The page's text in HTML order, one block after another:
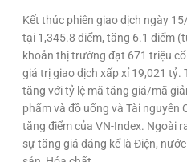
Kết thúc phiên giao dịch ngày
tại 1,345.8 điểm, tăng 6.1 điểm
khoản thị trường đạt 671 triệu
giá trị giao dịch xấp xỉ 19,021 tỷ.
tăng với tỷ lệ mã tăng giá/mã
phẩm và đồ uống và Tài nguyên
tăng điểm của VN-Index. Ngoài
sự tăng giá đáng kể là Điện,